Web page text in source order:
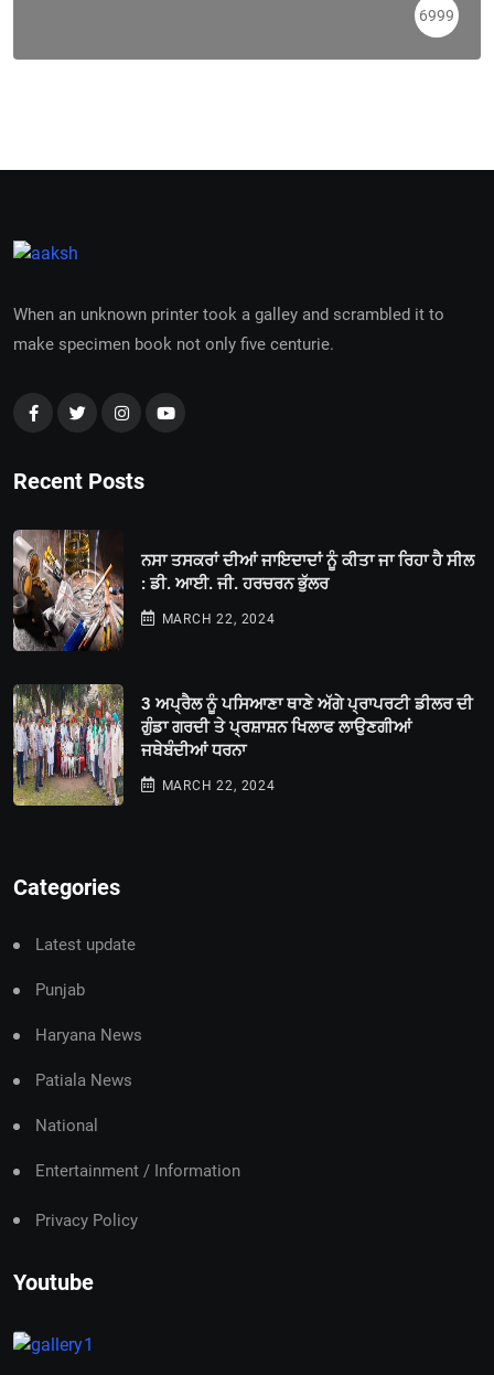
6999
When an unknown printer took a galley and scrambled it to
make specimen book not only five centurie.
Recent Posts
ਨਸਾ ਤਸਕਰਾਂ ਦੀਆਂ ਜਾਇਦਾਦਾਂ ਨੂੰ ਕੀਤਾ ਜਾ ਰਿਹਾ ਹੈ ਸੀਲ
: ਡੀ. ਆਈ. ਜੀ. ਹਰਚਰਨ ਭੁੱਲਰ
MARCH 22, 2024
3 ਅਪ੍ਰੈਲ ਨੂੰ ਪਸਿਆਣਾ ਥਾਣੇ ਅੱਗੇ ਪ੍ਰਾਪਰਟੀ ਡੀਲਰ ਦੀ
ਗੁੰਡਾ ਗਰਦੀ ਤੇ ਪ੍ਰਸ਼ਾਸ਼ਨ ਖਿਲਾਫ ਲਾਉਣਗੀਆਂ
ਜਥੇਬੰਦੀਆਂ ਧਰਨਾ
MARCH 22, 2024
Categories
Latest update
Punjab
Haryana News
Patiala News
National
Entertainment / Information
Privacy Policy
Youtube